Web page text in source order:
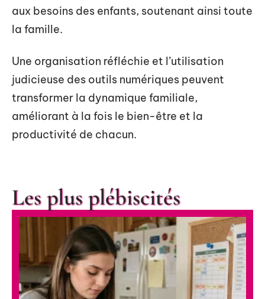
aux besoins des enfants, soutenant ainsi toute
la famille.
Une organisation réfléchie et l’utilisation
judicieuse des outils numériques peuvent
transformer la dynamique familiale,
améliorant à la fois le bien-être et la
productivité de chacun.
Les plus plébiscités